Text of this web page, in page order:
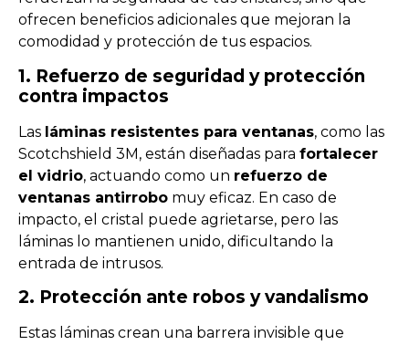
ofrecen beneficios adicionales que mejoran la
comodidad y protección de tus espacios.
1. Refuerzo de seguridad y protección
contra impactos
Las láminas resistentes para ventanas, como las
Scotchshield 3M, están diseñadas para fortalecer
el vidrio, actuando como un refuerzo de
ventanas antirrobo muy eficaz. En caso de
impacto, el cristal puede agrietarse, pero las
láminas lo mantienen unido, dificultando la
entrada de intrusos.
2. Protección ante robos y vandalismo
Estas láminas crean una barrera invisible que